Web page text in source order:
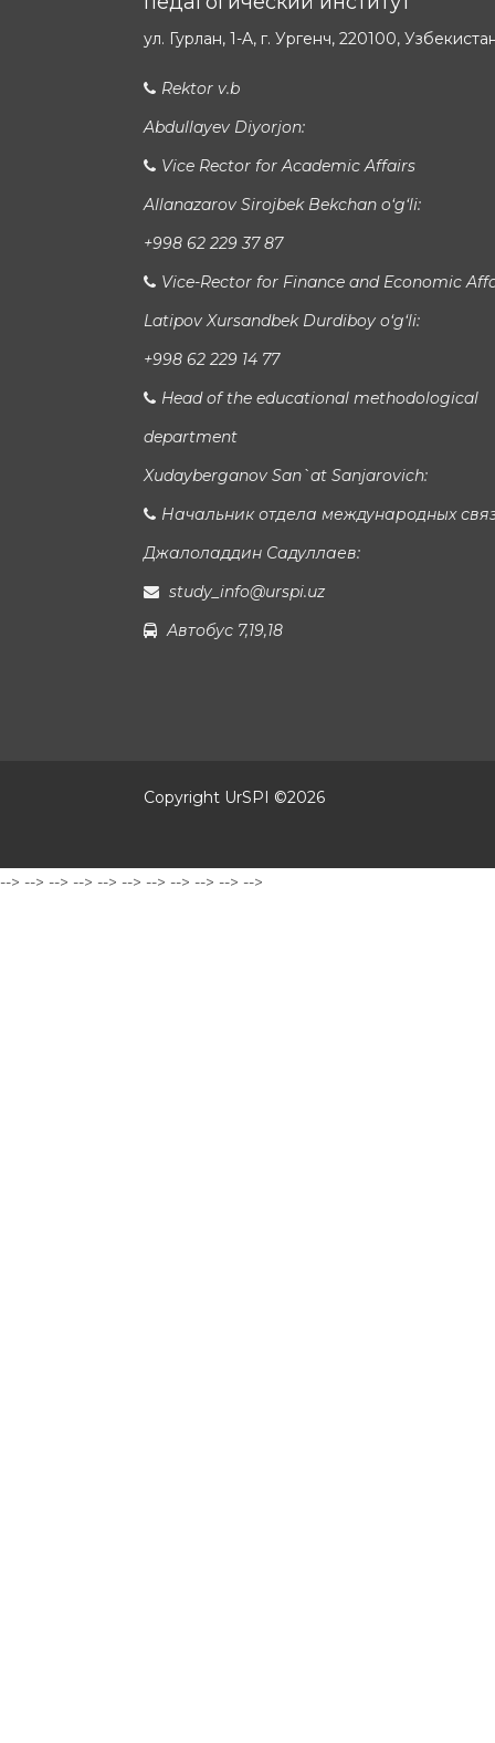
ул. Гурлан, 1-A, г. Ургенч, 220100,
Rektor v.b
Abdullayev Diyorjon:
Vice Rector for Academic Affairs
Allanazarov Sirojbek Bekchan o‘g‘li:
+998 62 229 37 87
Vice-Rector for Finance and Economic
Latipov Xursandbek Durdiboy o‘g‘li:
+998 62 229 14 77
Head of the educational methodological
department
Xudayberganov San`at Sanjarovich:
Начальник отдела международных
Джалоладдин Садуллаев:
study_info@urspi.uz
Автобус 7,19,18
Copyright UrSPI ©2026
--> --> --> --> --> --> --> --> --> --> -->